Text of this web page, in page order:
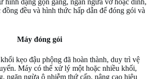
đều và hình thức hấp dẫn để đóng gói và
Máy đóng gói
kẹo đậu phộng đã hoàn thành, duy trì vệ
Máy có thể xử lý một hoặc nhiều khối,
ngăn ngừa ô nhiễm thứ cấp, nâng cao hiệu